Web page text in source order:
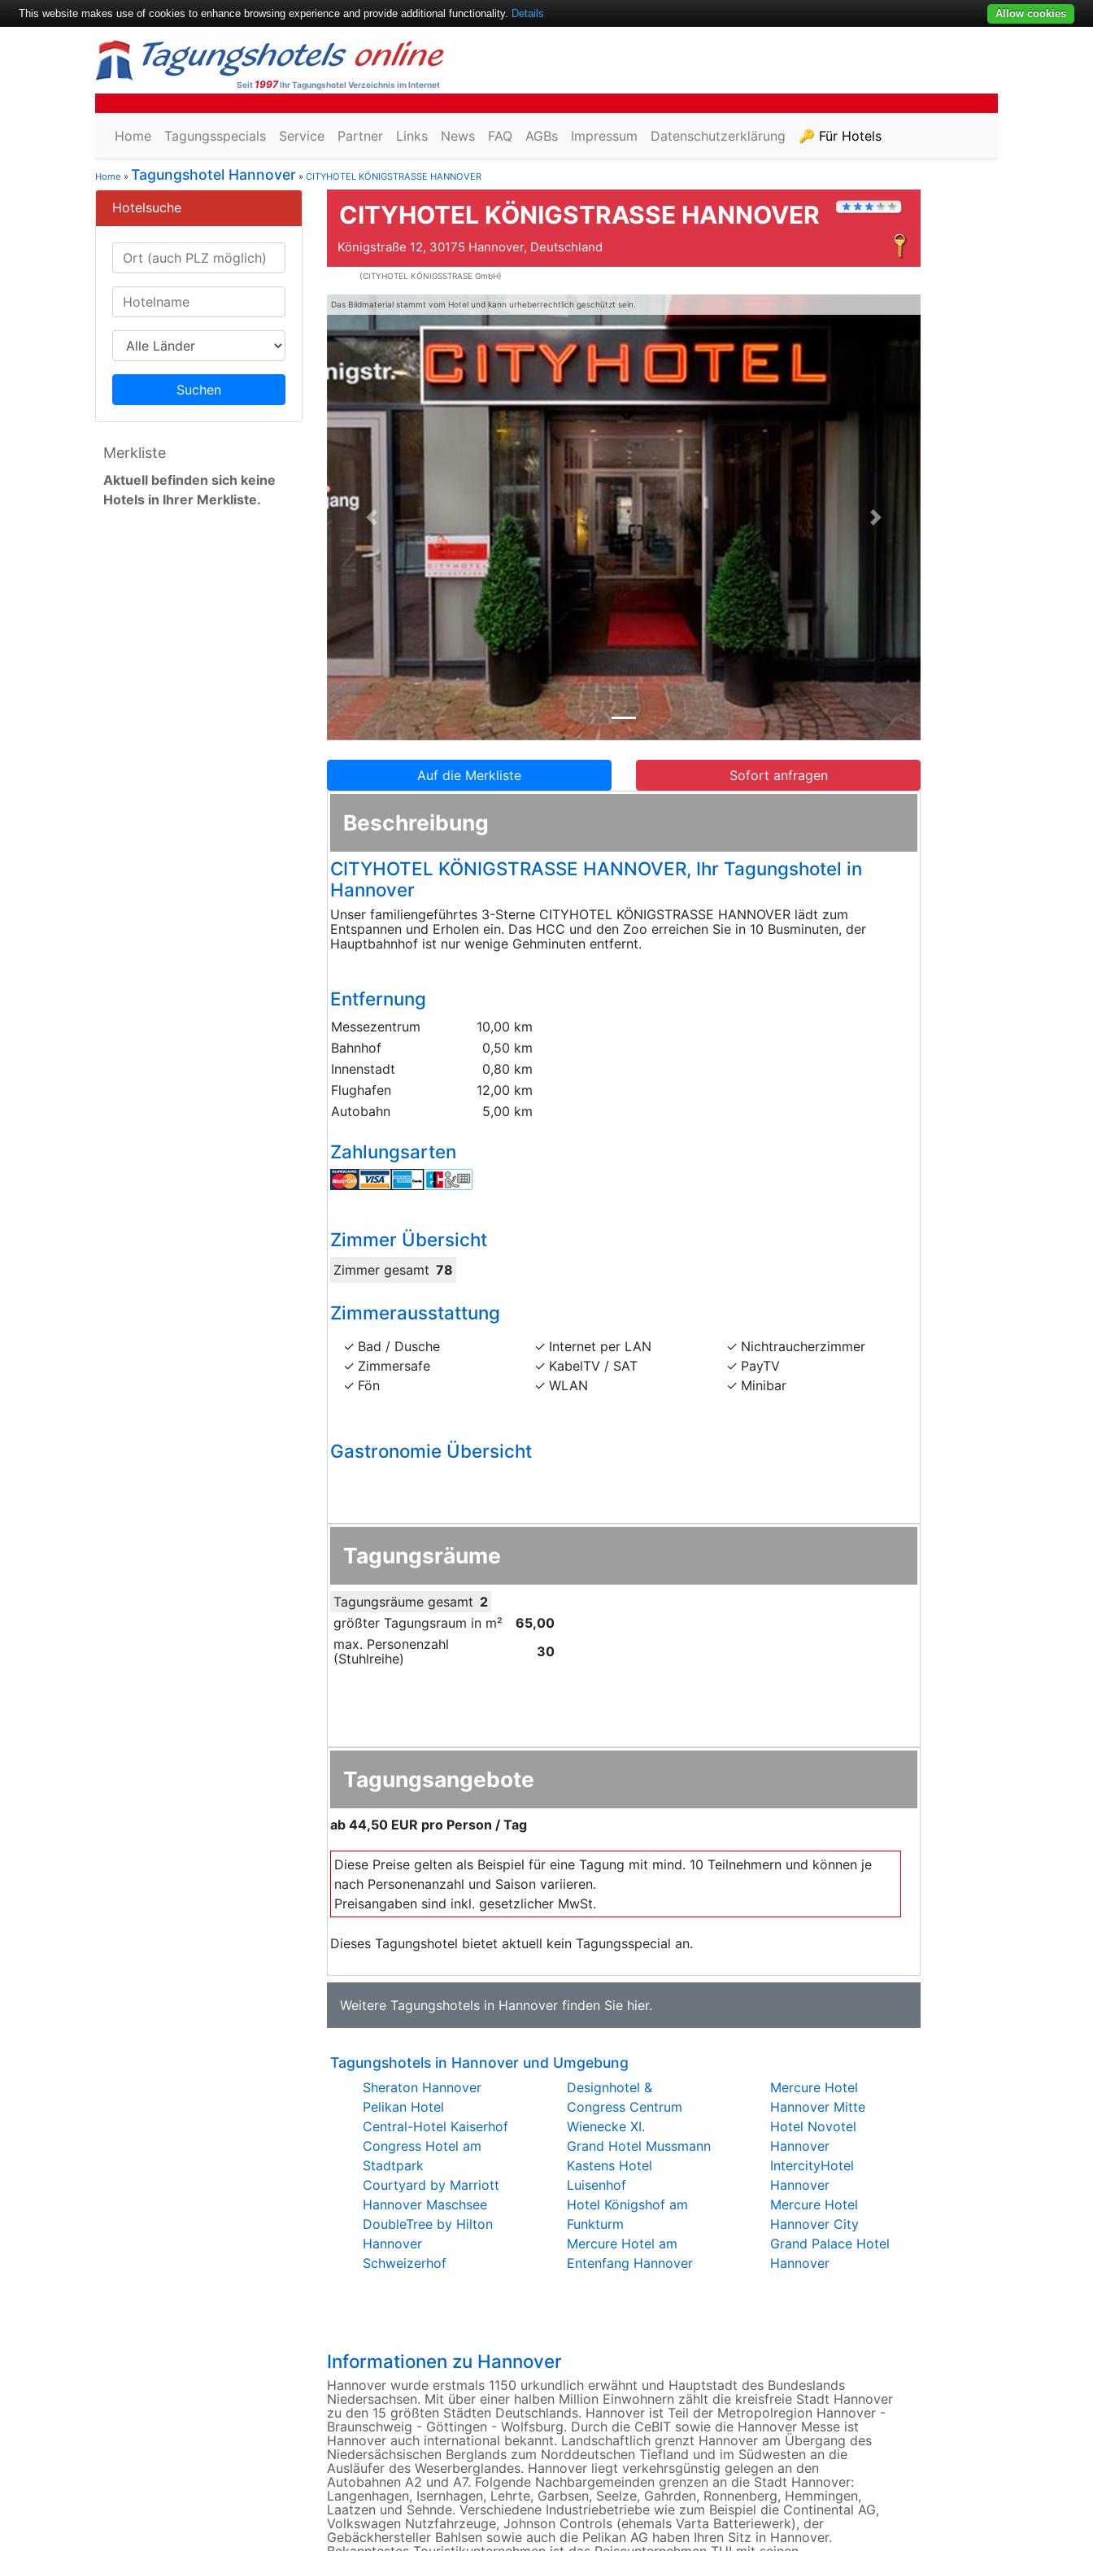
Seit 1997Ihr Tagungshotel Verzeichnis im Internet
Home Tagungsspecials Service Partner Links News FAQ AGBs Impressum Datenschutzerklärung 🔑 Für Hotels
Home » Tagungshotel Hannover » CITYHOTEL KÖNIGSTRASSE HANNOVER
Hotelsuche
Suchen
Merkliste
Aktuell befinden sich keine
Hotels in Ihrer Merkliste.
CITYHOTEL KÖNIGSTRASSE HANNOVER
Königstraße 12, 30175 Hannover, Deutschland
(CITYHOTEL KÖNIGSSTRASE GmbH)
Das Bildmaterial stammt vom Hotel und kann urheberrechtlich geschützt sein.
Zurück Weiter
Auf die Merkliste Sofort anfragen
Beschreibung
CITYHOTEL KÖNIGSTRASSE HANNOVER, Ihr Tagungshotel in
Hannover
Unser familiengeführtes 3-Sterne CITYHOTEL KÖNIGSTRASSE HANNOVER lädt zum
Entspannen und Erholen ein. Das HCC und den Zoo erreichen Sie in 10 Busminuten, der
Hauptbahnhof ist nur wenige Gehminuten entfernt.
Entfernung
Messezentrum
10,00 km
Bahnhof
0,50 km
Innenstadt
0,80 km
Flughafen
12,00 km
Autobahn
5,00 km
Zahlungsarten
Zimmer Übersicht
Zimmer gesamt 78
Zimmerausstattung
Bad / Dusche
Zimmersafe
Fön
Internet per LAN
KabelTV / SAT
WLAN
Nichtraucherzimmer
PayTV
Minibar
Gastronomie Übersicht
Tagungsräume
Tagungsräume gesamt 2
größter Tagungsraum in m²
65,00
max. Personenzahl
(Stuhlreihe)
30
Tagungsangebote
ab 44,50 EUR pro Person / Tag
Diese Preise gelten als Beispiel für eine Tagung mit mind. 10 Teilnehmern und können je
nach Personenanzahl und Saison variieren.
Preisangaben sind inkl. gesetzlicher MwSt.
Dieses Tagungshotel bietet aktuell kein Tagungsspecial an.
Weitere Tagungshotels in Hannover finden Sie hier.
Tagungshotels in Hannover und Umgebung
Sheraton Hannover
Pelikan Hotel
Central-Hotel Kaiserhof
Congress Hotel am
Stadtpark
Courtyard by Marriott
Hannover Maschsee
DoubleTree by Hilton
Hannover
Schweizerhof
Designhotel &
Congress Centrum
Wienecke XI.
Grand Hotel Mussmann
Kastens Hotel
Luisenhof
Hotel Königshof am
Funkturm
Mercure Hotel am
Entenfang Hannover
Mercure Hotel
Hannover Mitte
Hotel Novotel
Hannover
IntercityHotel
Hannover
Mercure Hotel
Hannover City
Grand Palace Hotel
Hannover
Informationen zu Hannover
Hannover wurde erstmals 1150 urkundlich erwähnt und Hauptstadt des Bundeslands
Niedersachsen. Mit über einer halben Million Einwohnern zählt die kreisfreie Stadt Hannover
zu den 15 größten Städten Deutschlands. Hannover ist Teil der Metropolregion Hannover -
Braunschweig - Göttingen - Wolfsburg. Durch die CeBIT sowie die Hannover Messe ist
Hannover auch international bekannt. Landschaftlich grenzt Hannover am Übergang des
Niedersächsischen Berglands zum Norddeutschen Tiefland und im Südwesten an die
Ausläufer des Weserberglandes. Hannover liegt verkehrsgünstig gelegen an den
Autobahnen A2 und A7. Folgende Nachbargemeinden grenzen an die Stadt Hannover:
Langenhagen, Isernhagen, Lehrte, Garbsen, Seelze, Gahrden, Ronnenberg, Hemmingen,
Laatzen und Sehnde. Verschiedene Industriebetriebe wie zum Beispiel die Continental AG,
Volkswagen Nutzfahrzeuge, Johnson Controls (ehemals Varta Batteriewerk), der
Gebäckhersteller Bahlsen sowie auch die Pelikan AG haben Ihren Sitz in Hannover.
This website makes use of cookies to enhance browsing experience and provide additional functionality. Details Allow cookies